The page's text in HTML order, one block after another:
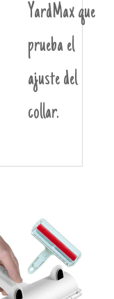
YardMax que
prueba el
ajuste del
collar.